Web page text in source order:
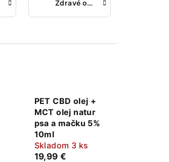
Zdravé odmeny a maškrty
PET CBD olej +
MCT olej natur
psa a mačku 5%
10ml
Skladom 3 ks
19,99 €